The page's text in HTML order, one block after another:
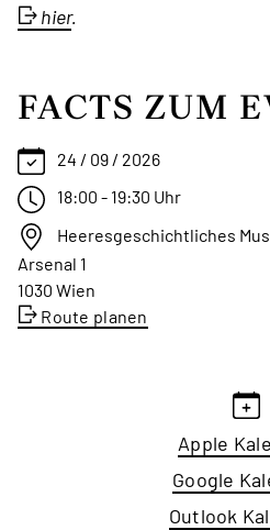
hier.
FACTS ZUM
24 / 09 / 2026
18:00 - 19:30 Uhr
Heeresgeschichtliches
Arsenal 1
1030 Wien
Route planen
Apple
Google
Outlook